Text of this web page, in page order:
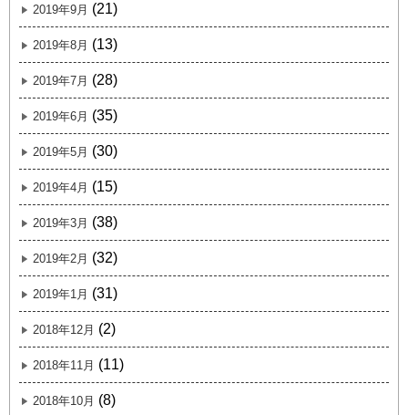
2019年9月 (21)
2019年8月 (13)
2019年7月 (28)
2019年6月 (35)
2019年5月 (30)
2019年4月 (15)
2019年3月 (38)
2019年2月 (32)
2019年1月 (31)
2018年12月 (2)
2018年11月 (11)
2018年10月 (8)